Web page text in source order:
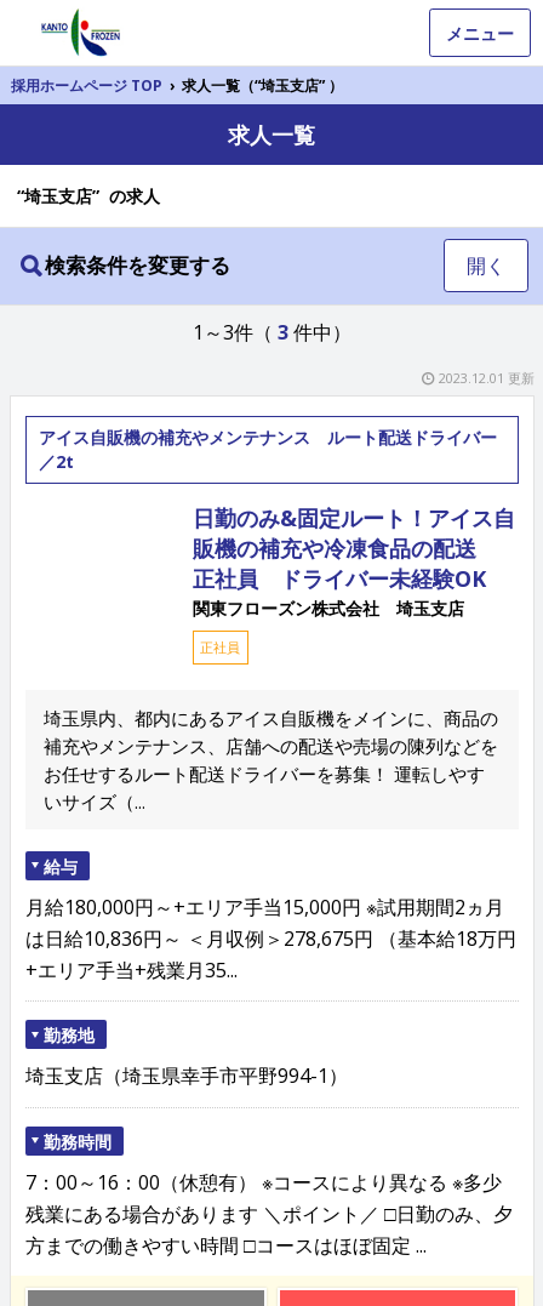
メニュー
採用ホームページ TOP › 求人一覧（“埼玉支店” ）
求人一覧
“埼玉支店” の求人
検索条件を変更する 開く
1～3件（ 3 件中）
2023.12.01 更新
アイス自販機の補充やメンテナンス ルート配送ドライバー
／2t
日勤のみ&固定ルート！アイス自
販機の補充や冷凍食品の配送
正社員 ドライバー未経験OK
関東フローズン株式会社 埼玉支店
正社員
埼玉県内、都内にあるアイス自販機をメインに、商品の
補充やメンテナンス、店舗への配送や売場の陳列などを
お任せするルート配送ドライバーを募集！ 運転しやす
いサイズ（...
給与
月給180,000円～+エリア手当15,000円 ※試用期間2ヵ月
は日給10,836円～ ＜月収例＞278,675円 （基本給18万円
+エリア手当+残業月35...
勤務地
埼玉支店（埼玉県幸手市平野994-1）
勤務時間
7：00～16：00（休憩有） ※コースにより異なる ※多少
残業にある場合があります ＼ポイント／ □日勤のみ、夕
方までの働きやすい時間 □コースはほぼ固定 ...